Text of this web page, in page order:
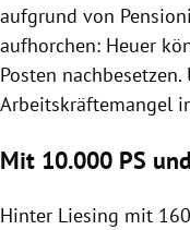
aufgrund von
aufhorchen: Heuer
Posten
Arbeitskräftemangel
Mit 10.000 PS
Hinter Liesing mit